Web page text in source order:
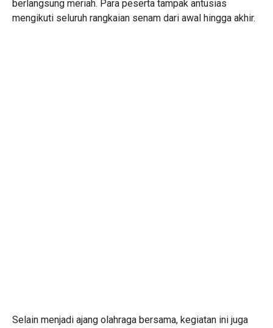
berlangsung meriah. Para peserta tampak antusias
mengikuti seluruh rangkaian senam dari awal hingga akhir.
Selain menjadi ajang olahraga bersama, kegiatan ini juga